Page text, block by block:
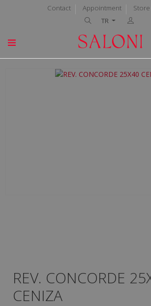
Contact Appointment
TR
REV. CONCORDE
CENIZA